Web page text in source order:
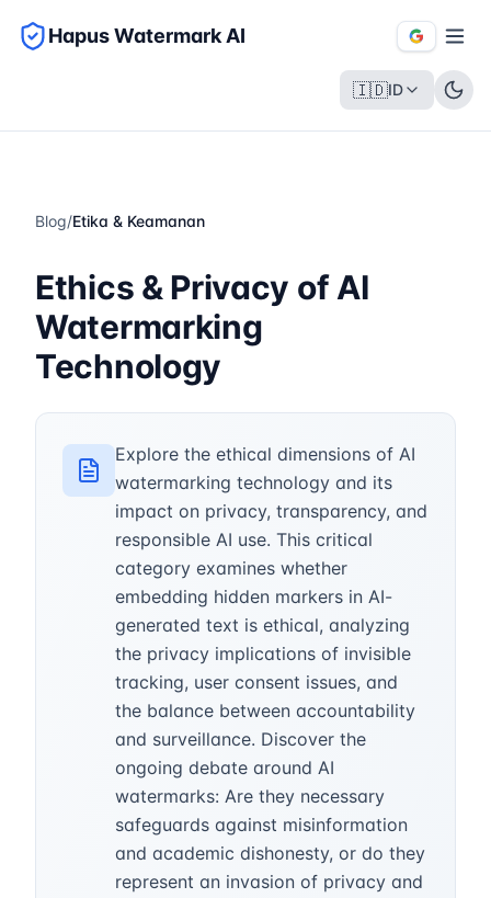
Hapus Watermark AI
🇮🇩ID
Blog/Etika & Keamanan
Ethics & Privacy of AI
Watermarking
Technology
Explore the ethical dimensions of AI
watermarking technology and its
impact on privacy, transparency, and
responsible AI use. This critical
category examines whether
embedding hidden markers in AI-
generated text is ethical, analyzing
the privacy implications of invisible
tracking, user consent issues, and
the balance between accountability
and surveillance. Discover the
ongoing debate around AI
watermarks: Are they necessary
safeguards against misinformation
and academic dishonesty, or do they
represent an invasion of privacy and